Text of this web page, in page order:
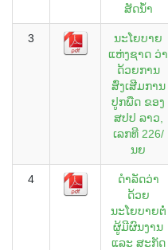
ສັດນໍ້າ
3
ນະໂຍບາຍ
ແຫ່ງຊາດ ວ່າ
ດ້ວຍການ
ສົ່ງເສີມການ
ປູກພືດ ຂອງ
ສປປ ລາວ,
ເລກທີ 226/
ນຍ
4
ດຳລັດວ່າ
ດ້ວຍ
ນະໂຍບາຍຕໍ່
ຜູ້ມີຜົນງານ
ແລະ ສະກັດ